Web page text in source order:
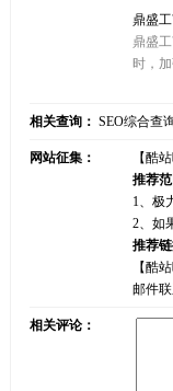
鼎盛
鼎盛
时，
相关查询： SEO综合查
网站征集：
【酷
推荐范
1、极
2、如
推荐链
【酷
邮件
相关评论：